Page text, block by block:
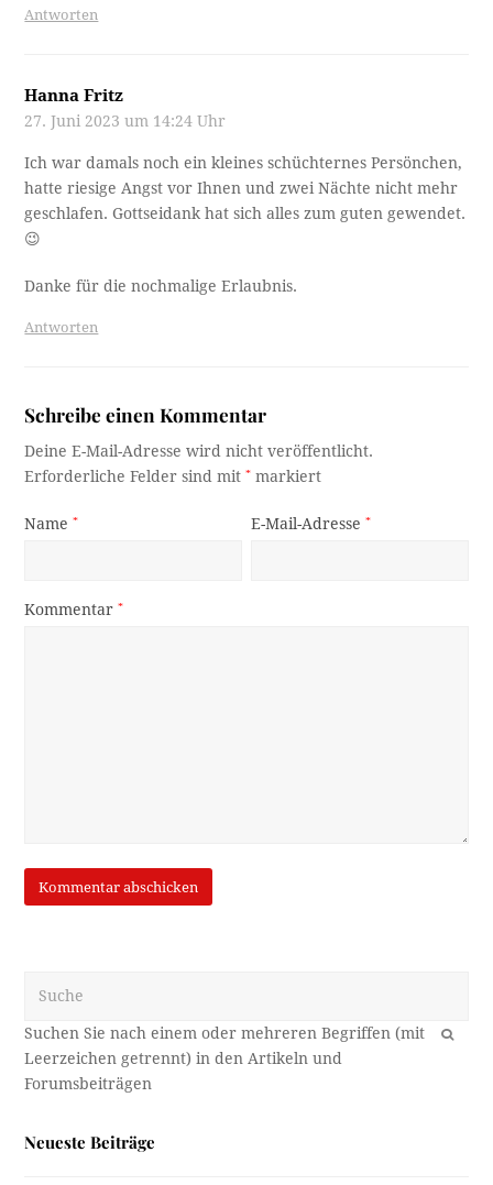
Antworten
Hanna Fritz
27. Juni 2023 um 14:24 Uhr
Ich war damals noch ein kleines schüchternes Persönchen,
hatte riesige Angst vor Ihnen und zwei Nächte nicht mehr
geschlafen. Gottseidank hat sich alles zum guten gewendet.
😉
Danke für die nochmalige Erlaubnis.
Antworten
Schreibe einen Kommentar
Deine E-Mail-Adresse wird nicht veröffentlicht.
Erforderliche Felder sind mit* markiert
Name* E-Mail-Adresse*
Kommentar*
OK
Neueste Beiträge